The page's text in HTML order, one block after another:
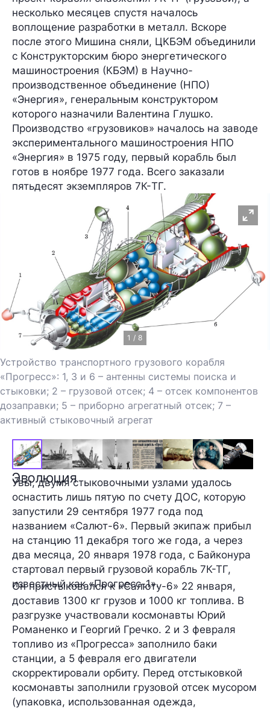
несколько месяцев спустя началось
воплощение разработки в металл. Вскоре
после этого Мишина сняли, ЦКБЭМ объединили
с Конструкторским бюро энергетического
машиностроения (КБЭМ) в Научно-
производственное объединение (НПО)
«Энергия», генеральным конструктором
которого назначили Валентина Глушко.
Производство «грузовиков» началось на заводе
экспериментального машиностроения НПО
«Энергия» в 1975 году, первый корабль был
готов в ноябре 1977 года. Всего заказали
пятьдесят экземпляров 7К-TГ.
1 / 8
Устройство транспортного грузового корабля
«Прогресс»: 1, 3 и 6 – антенны системы поиска и
стыковки; 2 – грузовой отсек; 4 – отсек компонентов
дозаправки; 5 – приборно агрегатный отсек; 7 –
активный стыковочный агрегат
Эволюция
Увы, двумя стыковочными узлами удалось
оснастить лишь пятую по счету ДОС, которую
запустили 29 сентября 1977 года под
названием «Салют-6». Первый экипаж прибыл
на станцию 11 декабря того же года, а через
два месяца, 20 января 1978 года, с Байконура
стартовал первый грузовой корабль 7К-ТГ,
известный как«Прогресс-1».
Он пристыковался к «Салюту-6» 22 января,
доставив 1300 кг грузов и 1000 кг топлива. В
разгрузке участвовали космонавты Юрий
Романенко и Георгий Гречко. 2 и 3 февраля
топливо из «Прогресса» заполнило баки
станции, а 5 февраля его двигатели
скорректировали орбиту. Перед отстыковкой
космонавты заполнили грузовой отсек мусором
(упаковка, использованная одежда,